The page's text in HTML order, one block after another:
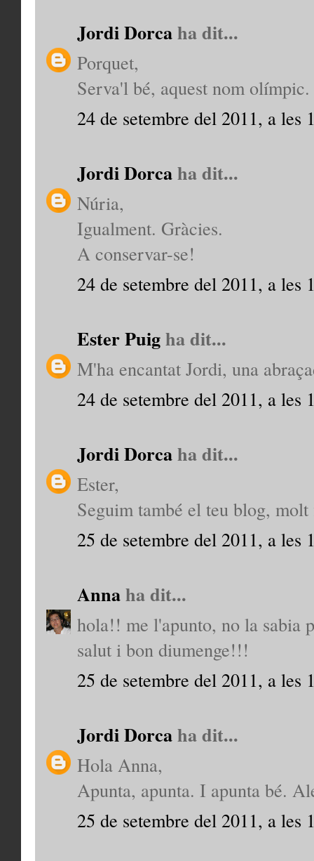
Jordi Dorcaha dit...
Porquet,
Serva'l bé, aquest nom
24 de setembre del 2011, a les
Jordi Dorcaha dit...
Núria,
Igualment. Gràcies.
A conservar-se!
24 de setembre del 2011, a les
Ester Puigha dit...
M'ha encantat Jordi, una
24 de setembre del 2011, a les
Jordi Dorcaha dit...
Ester,
Seguim també el teu blog,
25 de setembre del 2011, a les
Annaha dit...
hola!! me l'apunto, no la sabia
salut i bon diumenge!!!
25 de setembre del 2011, a les
Jordi Dorcaha dit...
Hola Anna,
Apunta, apunta. I apunta bé.
25 de setembre del 2011, a les